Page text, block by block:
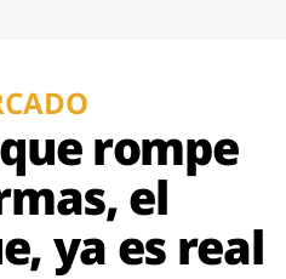
rompe
el
ya es real